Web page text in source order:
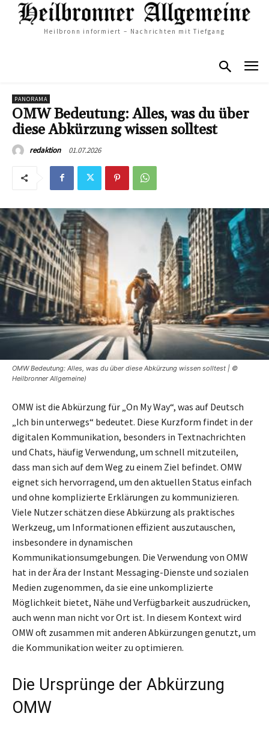
Heilbronn informiert – Nachrichten mit Tiefgang
PANORAMA
OMW Bedeutung: Alles, was du über
diese Abkürzung wissen solltest
redaktion 01.07.2026
OMW Bedeutung: Alles, was du über diese Abkürzung wissen solltest | ©
Heilbronner Allgemeine)
OMW ist die Abkürzung für „On My Way“, was auf Deutsch
„Ich bin unterwegs“ bedeutet. Diese Kurzform findet in der
digitalen Kommunikation, besonders in Textnachrichten
und Chats, häufig Verwendung, um schnell mitzuteilen,
dass man sich auf dem Weg zu einem Ziel befindet. OMW
eignet sich hervorragend, um den aktuellen Status einfach
und ohne komplizierte Erklärungen zu kommunizieren.
Viele Nutzer schätzen diese Abkürzung als praktisches
Werkzeug, um Informationen effizient auszutauschen,
insbesondere in dynamischen
Kommunikationsumgebungen. Die Verwendung von OMW
hat in der Ära der Instant Messaging-Dienste und sozialen
Medien zugenommen, da sie eine unkomplizierte
Möglichkeit bietet, Nähe und Verfügbarkeit auszudrücken,
auch wenn man nicht vor Ort ist. In diesem Kontext wird
OMW oft zusammen mit anderen Abkürzungen genutzt, um
die Kommunikation weiter zu optimieren.
Die Ursprünge der Abkürzung
OMW